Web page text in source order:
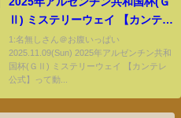
Ⅱ) ミステリーウェイ 【カンテレ
公式】
1:名無しさん＠お腹いっぱい
2025.11.09(Sun) 2025年アルゼンチン共和
国杯(ＧⅡ) ミステリーウェイ 【カンテレ
公式】って動...